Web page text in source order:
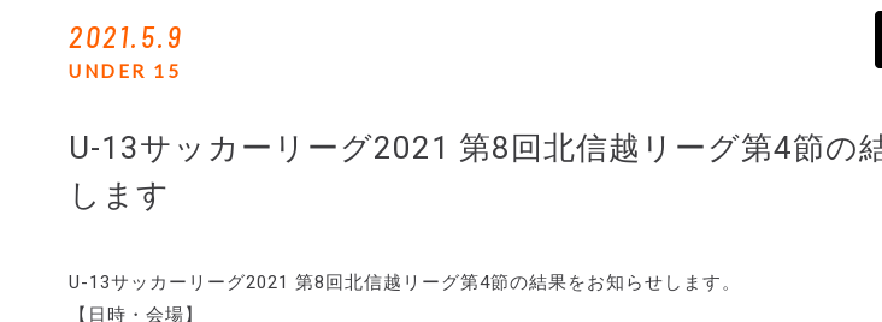
2021.5.9
UNDER 15
U-13サッカーリーグ2021 第8回北信越リーグ第4節の
します
U-13サッカーリーグ2021 第8回北信越リーグ第4節の結果をお知らせします。
【日時・会場】